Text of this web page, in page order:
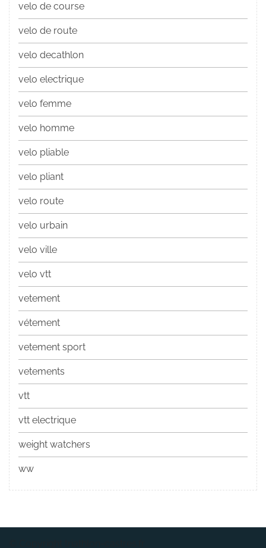
velo de course
velo de route
velo decathlon
velo electrique
velo femme
velo homme
velo pliable
velo pliant
velo route
velo urbain
velo ville
velo vtt
vetement
vétement
vetement sport
vetements
vtt
vtt electrique
weight watchers
ww